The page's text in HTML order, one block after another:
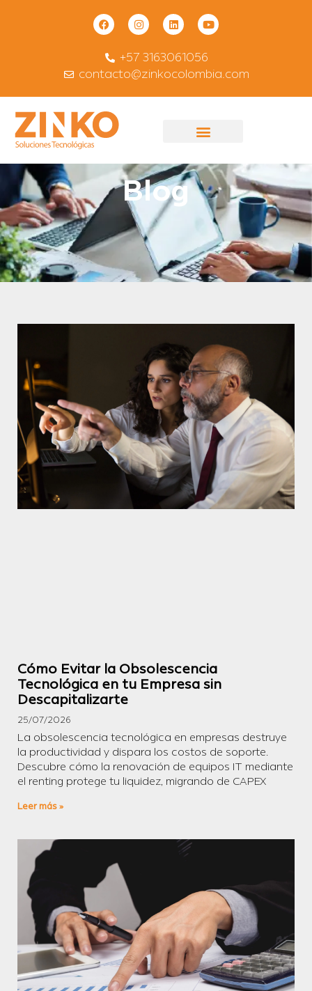
+57 3163061056
contacto@zinkocolombia.com
Blog
Cómo Evitar la Obsolescencia
Tecnológica en tu Empresa sin
Descapitalizarte
25/07/2026
La obsolescencia tecnológica en empresas destruye
la productividad y dispara los costos de soporte.
Descubre cómo la renovación de equipos IT mediante
el renting protege tu liquidez, migrando de CAPEX
Leer más »